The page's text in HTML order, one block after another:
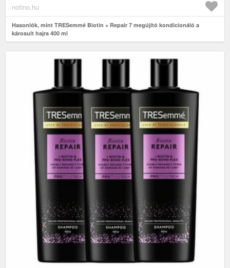
notino.hu
Hasonlók, mint TRESemmé Biotin + Repair 7 megújító kondicionáló a
károsult hajra 400 ml